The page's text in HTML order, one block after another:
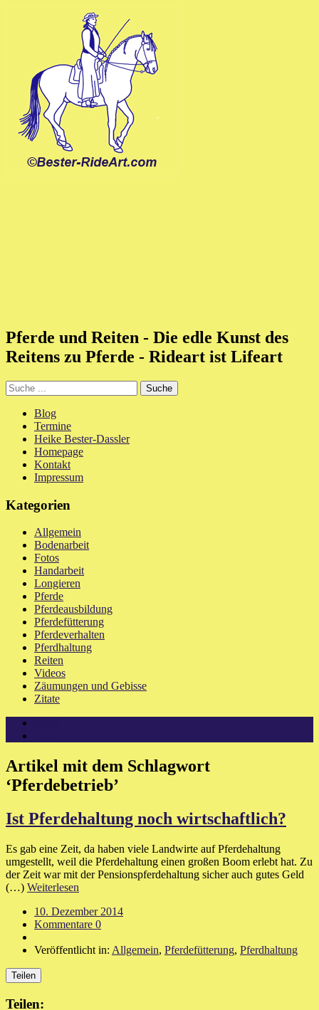
Pferde und Reiten - Die edle Kunst des
Reitens zu Pferde - Rideart ist Lifeart
Blog
Termine
Heike Bester-Dassler
Homepage
Kontakt
Impressum
Kategorien
Allgemein
Bodenarbeit
Fotos
Handarbeit
Longieren
Pferde
Pferdeausbildung
Pferdefütterung
Pferdeverhalten
Pferdhaltung
Reiten
Videos
Zäumungen und Gebisse
Zitate
Artikel mit dem Schlagwort
‘Pferdebetrieb’
Ist Pferdehaltung noch wirtschaftlich?
Es gab eine Zeit, da haben viele Landwirte auf Pferdehaltung
umgestellt, weil die Pferdehaltung einen großen Boom erlebt hat. Zu
der Zeit war mit der Pensionspferdehaltung sicher auch gutes Geld
(…) Weiterlesen
10. Dezember 2014
Kommentare 0
Veröffentlicht in: Allgemein, Pferdefütterung, Pferdhaltung
Teilen
Teilen: